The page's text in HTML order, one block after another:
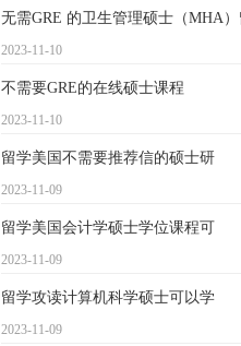
无需GRE 的卫生管理硕士（MHA）
2023-11-10
不需要GRE的在线硕士课程
2023-11-10
留学美国不需要推荐信的硕士研
2023-11-09
留学美国会计学硕士学位课程可
2023-11-09
留学攻读计算机科学硕士可以学
2023-11-09